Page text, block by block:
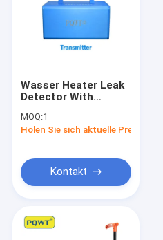
Wasser Heater Leak
Detector With
erdverlegten Rohrs
der Verzeichnis-
MOQ:1
Holen Sie sich aktuelle Preis
Kontakt